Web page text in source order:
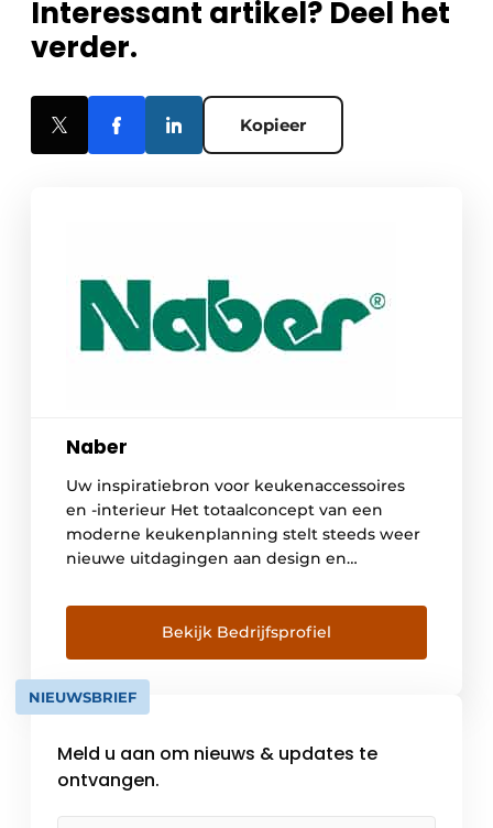
Interessant artikel? Deel het
verder.
Kopieer
Naber
Uw inspiratiebron voor keukenaccessoires
en -interieur Het totaalconcept van een
moderne keukenplanning stelt steeds weer
nieuwe uitdagingen aan design en
accessoires en interieur. Wie geen
genoegen wil nemen met het gebruikelijke
aanbod opteert voor Naber als leverancier
en ontwikkelaar van toekomstgerichte
oplossingen. Voor producten die door een
Bekijk Bedrijfsprofiel
NIEUWSBRIEF
Meld u aan om nieuws & updates te
ontvangen.